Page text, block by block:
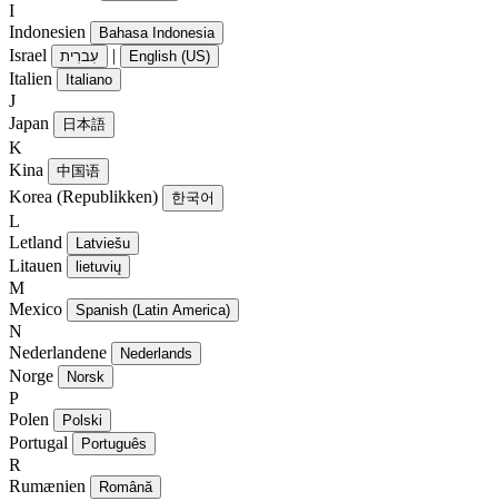
I
Indonesien
Bahasa Indonesia
Israel עִברִית | English (US)
Italien Italiano
J
Japan
日本語
K
Kina
中国语
Korea (Republikken) 한국어
L
Letland
Latviešu
Litauen lietuvių
M
Mexico
Spanish (Latin America)
N
Nederlandene
Nederlands
Norge Norsk
P
Polen
Polski
Portugal Português
R
Rumænien
Română